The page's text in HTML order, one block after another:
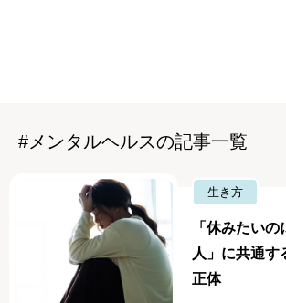
#メンタルヘルスの記事一覧
生き方
「休みたい
人」に共通す
正体